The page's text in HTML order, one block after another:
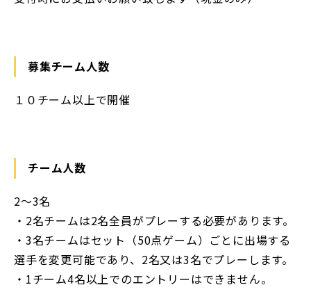
募集チーム人数
１０チーム以上で開催
チーム人数
2〜3名
・2名チームは2名全員がプレーする必要があります。
・3名チームはセット（50点ゲーム）ごとに出場する
選手を変更可能であり、2名又は3名でプレーします。
・1チーム4名以上でのエントリーはできません。